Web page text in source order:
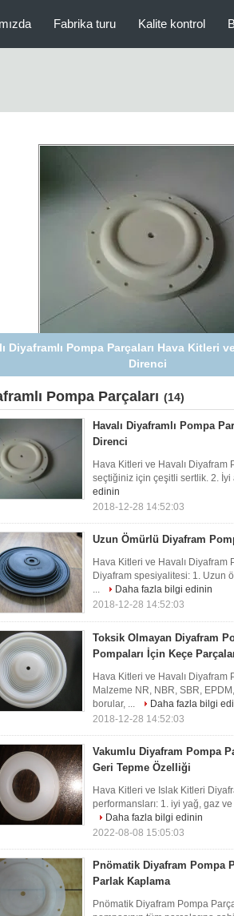
Fabrika turu Kalite kontrol
Ömürlü Diyafram Pompası Yedek
Esneklik
Pompa Parçaları (14)
Havalı Diyaframlı Pompa
Direnci
Hava Kitleri ve Havalı Diyafram
seçtiğiniz için çeşitli sertlik. 2. İyi
edinin
2018-12-28 14:52:03
Uzun Ömürlü Diyafram
Hava Kitleri ve Havalı Diyafram
Diyafram spesiyalitesi: 1. Uzun
...
Daha fazla bilgi edinin
2018-12-28 14:52:03
Toksik Olmayan Diyafram
Pompaları İçin Keçe
Hava Kitleri ve Havalı Diyafram
Malzeme NR, NBR, SBR,
borular, ...
Daha fazla bilgi
2018-12-28 14:52:03
Vakumlu Diyafram Pompa
Geri Tepme Özelliği
Hava Kitleri ve Islak Kitleri
performansları: 1. iyi yağ, gaz
Daha fazla bilgi edinin
2022-08-08 15:05:03
Pnömatik Diyafram Pompa
Parlak Kaplama
Pnömatik Diyafram Pompa